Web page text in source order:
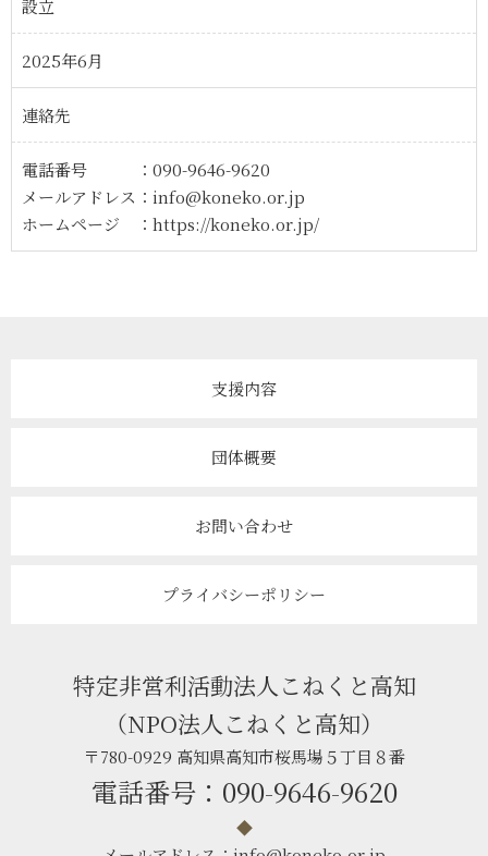
設立
2025年6月
連絡先
電話番号 ： 090-9646-9620
メールアドレス： info@koneko.or.jp
ホームページ ：https://koneko.or.jp/
支援内容
団体概要
お問い合わせ
プライバシーポリシー
特定非営利活動法人 こねくと高知
（NPO法人こねくと高知）
〒780-0929 高知県高知市桜馬場５丁目８番
電話番号： 090-9646-9620
◆